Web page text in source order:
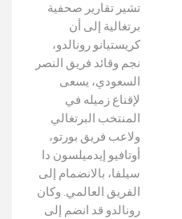
تشير تقارير صحفية
برتغالية إلى أن
كريستيانو رونالدو،
نجم وقائد فريق النصر
السعودي، يسعى
لإقناع زميله في
المنتخب البرتغالي
ولاعب فريق بورتو،
أوتافيو إيدميلسون دا
سيلفا، بالانضمام إلى
الفريق العالمي. وكان
رونالدو قد انضم إلى